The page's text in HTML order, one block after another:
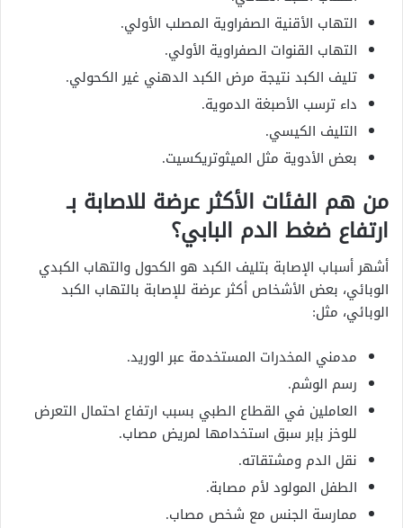
التهاب الأقنية الصفراوية المصلب الأولي.
التهاب القنوات الصفراوية الأولي.
تليف الكبد نتيجة مرض الكبد الدهني غير الكحولي.
داء ترسب الأصبغة الدموية.
التليف الكيسي.
بعض الأدوية مثل الميثوتريكسيت.
من هم الفئات الأكثر عرضة للاصابة بـ
ارتفاع ضغط الدم البابي؟
أشهر أسباب الإصابة بتليف الكبد هو الكحول والتهاب الكبدي
الوبائي، بعض الأشخاص أكثر عرضة للإصابة بالتهاب الكبد
الوبائي، مثل:
مدمني المخدرات المستخدمة عبر الوريد.
رسم الوشم.
العاملين في القطاع الطبي بسبب ارتفاع احتمال التعرض
للوخز بإبر سبق استخدامها لمريض مصاب.
نقل الدم ومشتقاته.
الطفل المولود لأم مصابة.
ممارسة الجنس مع شخص مصاب.